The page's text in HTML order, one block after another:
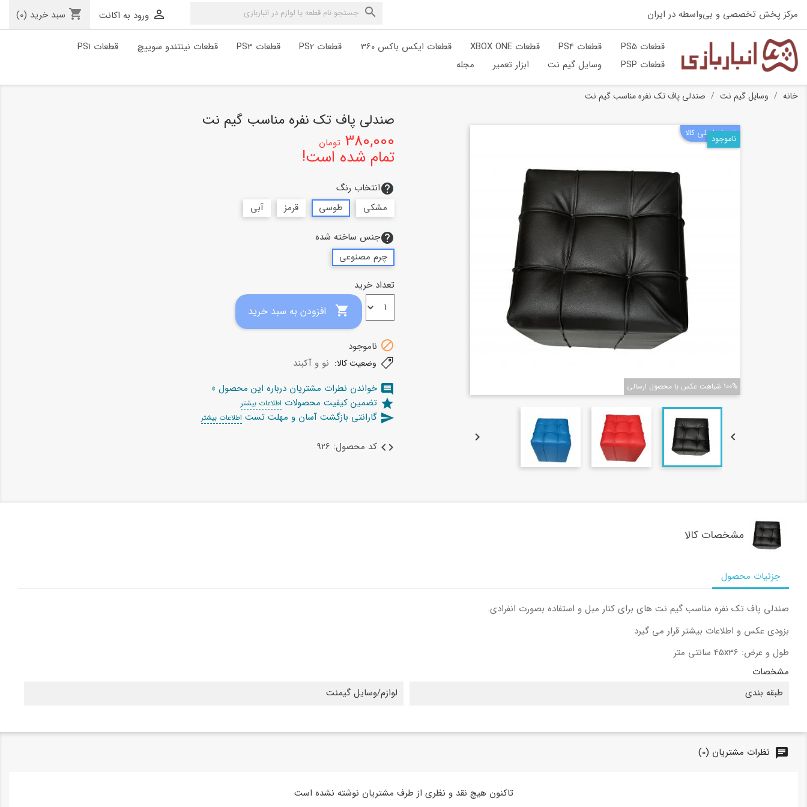
مرکز پخش تخصصی و بی‌واسطه در ایران 
 ورود به اکانت shopping_cart سبد خرید (0)
قطعات PS5 قطعات PS4 قطعات XBOX ONE قطعات ایکس باکس 360 قطعات PS2 قطعات PS3 قطعات نینتندو سوییچ
قطعات PS1
قطعات PSP
وسایل گیم نت ابزار تعمیر مجله
خانه وسایل گیم نت صندلی پاف تک نفره مناسب گیم نت
نسخه اصلی کالا
ناموجود
100% شباهت عکس با محصول ارسالی


صندلی پاف تک نفره مناسب گیم نت
380,000 تومان
تمام شده است!
helpانتخاب رنگ
مشکی
طوسی قرمز آبی
helpجنس ساخته شده
چرم مصنوعی
تعداد خرید

 ناموجود
وضعیت کالا: نو و آکبند
comment خواندن نطرات مشتریان درباره این محصول »
star تضمین کیفیت محصولات اطلاعات بیشتر
send گارانتی بازگشت آسان و مهلت تست اطلاعات بیشتر
code کد محصول: 926
مشخصات کالا
جزئیات محصول
صندلی پاف تک نفره مناسب گیم نت های برای کنار مبل و استفاده بصورت انفرادی.
بزودی عکس و اطلاعات بیشتر قرار می گیرد
طول و عرض: 45x36 سانتی متر
مشخصات
طبقه بندی
لوازم/وسایل گیمنت
chat نظرات مشتریان (0)
تاکنون هیچ نقد و نظری از طرف مشتریان نوشته نشده است